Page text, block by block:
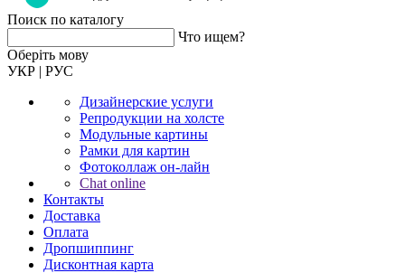
Поиск по каталогу
Что ищем?
Оберiть мову
УКР | РУС
Дизайнерские услуги
Репродукции на холсте
Модульные картины
Рамки для картин
Фотоколлаж он-лайн
Chat online
Контакты
Доставка
Оплата
Дропшиппинг
Дисконтная карта